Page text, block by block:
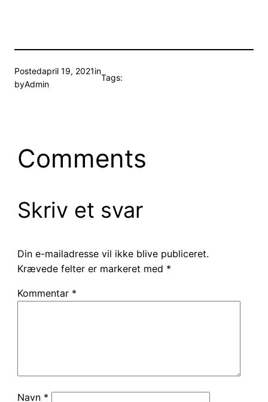
Postedapril 19, 2021in
byAdmin
Tags:
Comments
Skriv et svar
Din e-mailadresse vil ikke blive publiceret.
Krævede felter er markeret med *
Kommentar *
Navn *